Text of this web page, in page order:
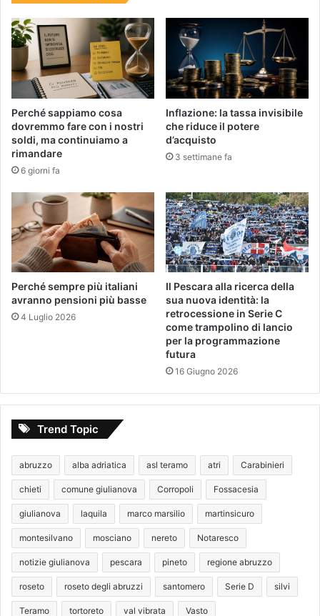
Perché sappiamo cosa
dovremmo fare con i nostri
soldi, ma continuiamo a
rimandare
6 giorni fa
Inflazione: la tassa invisibile
che riduce il potere
d’acquisto
3 settimane fa
Perché sempre più italiani
avranno pensioni più basse
4 Luglio 2026
Il Pescara alla ricerca della
sua nuova identità: la
retrocessione in Serie C
come trampolino di lancio
per la programmazione
futura
16 Giugno 2026
Trend Topic
abruzzo alba adriatica asl teramo atri Carabinieri
chieti comune giulianova Corropoli Fossacesia
giulianova laquila marco marsilio martinsicuro
montesilvano mosciano nereto Notaresco
notizie giulianova pescara pineto regione abruzzo
roseto roseto degli abruzzi santomero Serie D silvi
Teramo tortoreto val vibrata Vasto